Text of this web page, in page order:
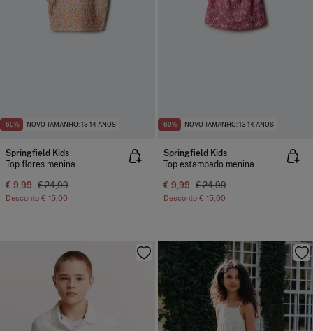
-60% NOVO TAMANHO: 13-14 ANOS
Springfield Kids
Top flores menina
€ 9,99 € 24,99
Desconto € 15,00
-60% NOVO TAMANHO: 13-14 ANOS
Springfield Kids
Top estampado menina
€ 9,99 € 24,99
Desconto € 15,00